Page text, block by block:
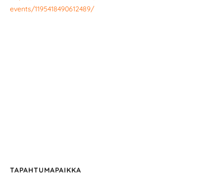
events/1195418490612489/
TAPAHTUMAPAIKKA